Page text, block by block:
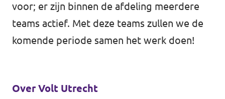
Volt Nederland
Volt Houten
voor; er zijn binnen de afdeling meerdere
teams actief. Met deze teams zullen we de
komende periode samen het werk doen!
Over Volt Utrecht